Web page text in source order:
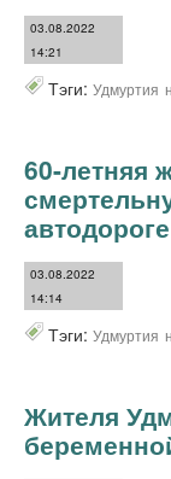
03.08.2022
14:21
Тэги: Удмуртия
60-летняя
03.08.2022
14:14
Тэги: Удмуртия
Жителя